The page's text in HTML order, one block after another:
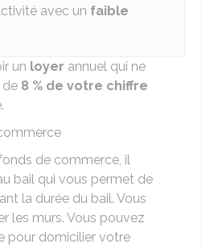
avec un faible
un loyer annuel qui ne
de 8 % de votre chiffre
de commerce, il
bail qui vous permet de
la durée du bail. Vous
les murs. Vous pouvez
pour domicilier votre